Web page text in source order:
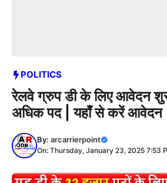
POLITICS
रेलवे ग्रुप डी के लिए आवेदन
अधिक पद | यहाँ से करें आवेदन
By: arcarrierpoint
On: Thursday, January 23, 2025 7:53